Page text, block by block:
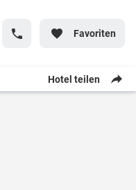
Favoriten
Hotel teilen